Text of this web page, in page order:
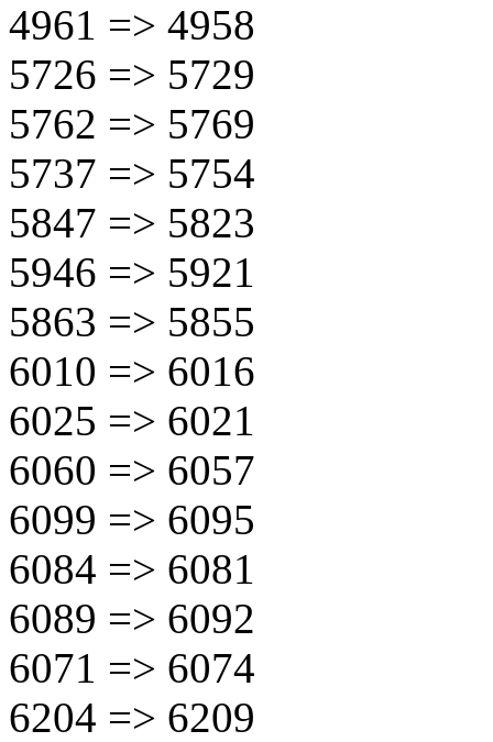
4961 => 4958
5726 => 5729
5762 => 5769
5737 => 5754
5847 => 5823
5946 => 5921
5863 => 5855
6010 => 6016
6025 => 6021
6060 => 6057
6099 => 6095
6084 => 6081
6089 => 6092
6071 => 6074
6204 => 6209